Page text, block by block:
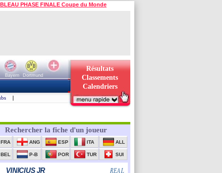
PHASE FINALE Coupe du Monde
Bayern
Dortmund
Résultats
Classements
Calendriers
|